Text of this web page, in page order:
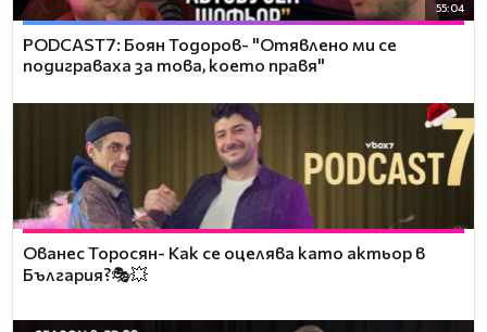
55:04
PODCAST7: ‪Боян Тодоров- "Отявлено ми се
подиграваха за това, което правя"
Ованес Торосян- Как се оцелява като актьор в
България?🎭💥